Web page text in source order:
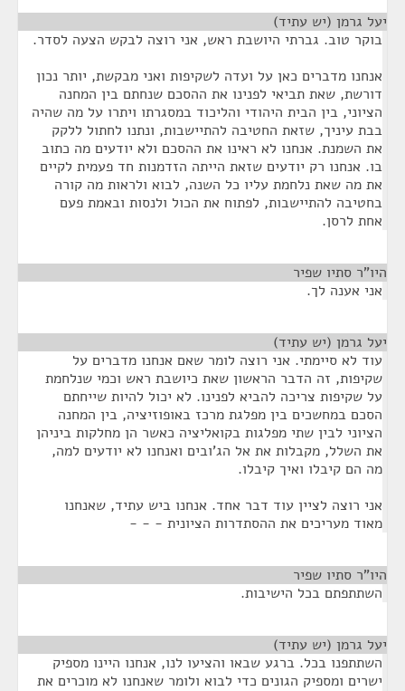
יעל גרמן (יש עתיד)
בוקר טוב. גברתי היושבת ראש, אני רוצה לבקש הצעה לסדר.
אנחנו מדברים כאן על ועדה לשקיפות ואני מבקשת, יותר נכון
דורשת, שאת תביאי לפנינו את ההסכם שנחתם בין המחנה
הציוני, בין הבית היהודי והליכוד במסגרתו ויתרו על מה שהיה
בבת עיניך, שזאת החטיבה להתיישבות, ונתנו לחתול ללקק
את השמנת. אנחנו לא ראינו את ההסכם ולא יודעים מה כתוב
בו. אנחנו רק יודעים שזאת הייתה הזדמנות חד פעמית לקיים
את מה שאת נלחמת עליו כל השנה, לבוא ולראות מה קורה
בחטיבה להתיישבות, לפתוח את הכול ולנסות ובאמת פעם
אחת לרסן.
היו"ר סתיו שפיר
אני אענה לך.
יעל גרמן (יש עתיד)
עוד לא סיימתי. אני רוצה לומר שאם אנחנו מדברים על
שקיפות, זה הדבר הראשון שאת כיושבת ראש וכמי שנלחמת
על שקיפות צריכה להביא לפנינו. לא יכול להיות שייחתם
הסכם במחשכים בין מפלגת מרכז באופוזיציה, בין המחנה
הציוני לבין שתי מפלגות בקואליציה כאשר הן מחלקות ביניהן
את השלל, מקבלות את אל הג'ובים ואנחנו לא יודעים למה,
מה הם קיבלו ואיך קיבלו.
אני רוצה לציין עוד דבר אחד. אנחנו ביש עתיד, שאנחנו
מאוד מעריכים את ההסתדרות הציונית - - -
היו"ר סתיו שפיר
השתתפתם בכל הישיבות.
יעל גרמן (יש עתיד)
השתתפנו בכל. ברגע שבאו והציעו לנו, אנחנו היינו מספיק
ישרים ומספיק הגונים כדי לבוא ולומר שאנחנו לא מוכרים את